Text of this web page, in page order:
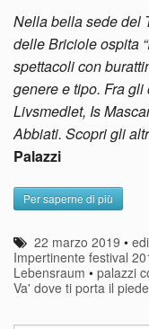
Nella bella sede del
delle Briciole ospita
spettacoli con
genere e tipo. Fra
Livsmedlet, Is
Abbiati. Scopri gli
Palazzi
Per saperne di più
22 marzo 2019 •
Impertinente festival
Lebensraum • palazzi
Va' dove ti porta il piede